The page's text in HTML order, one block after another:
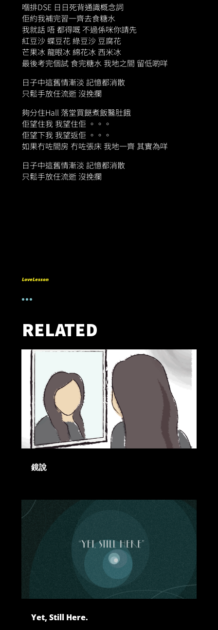
嗰排DSE 日日死背通識概念詞
佢約我補完習一齊去食糖水
我就話 唔 都得嘅 不過係咪你請先
紅豆沙 蝶豆花 綠豆沙 豆腐花
芒果冰 龍眼冰 綿花冰 西米冰
最後考完個試 食完糖水 我地之間 留低啲咩
日子中這舊情漸淡 記憶都消散
只鬆手放任流逝 沒挽攔
夠分住Hall 落堂買餸煮飯醫肚餓
佢望住我 我望住佢 。。。
佢望下我 我望返佢 。。。
如果冇咗間房 冇咗張床 我地一齊 其實為咩
日子中這舊情漸淡 記憶都消散
只鬆手放任流逝 沒挽攔
LoveLesson
RELATED
鏡說
Yet, Still Here.